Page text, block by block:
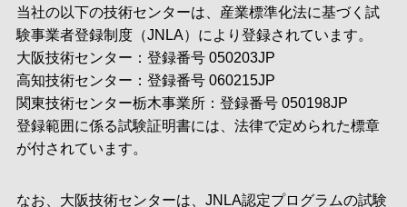
当社の以下の技術センターは、産業標準化法に基づく試
験事業者登録制度（JNLA）により登録されています。
大阪技術センター：登録番号 050203JP
高知技術センター：登録番号 060215JP
関東技術センター栃木事業所：登録番号 050198JP
登録範囲に係る試験証明書には、法律で定められた標章
が付されています。
なお、大阪技術センターは、JNLA認定プログラムの試験